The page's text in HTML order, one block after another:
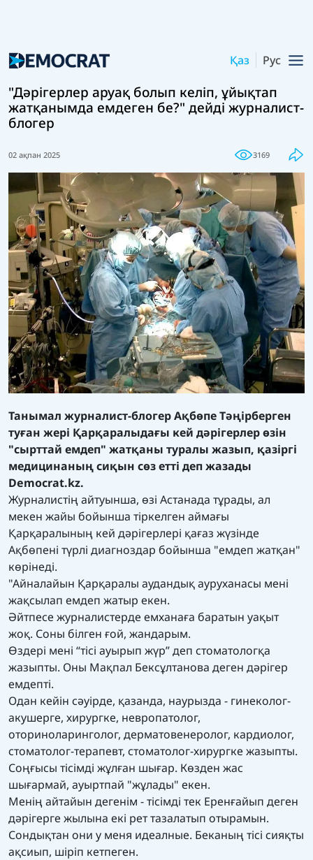
Қаз Рус
"Дәрігерлер аруақ болып келіп, ұйықтап
жатқанымда емдеген бе?" дейді журналист-
блогер
02 ақпан 2025 3169
Танымал журналист-блогер Ақбөпе Тәңірберген
туған жері Қарқаралыдағы кей дәрігерлер өзін
"сырттай емдеп" жатқаны туралы жазып, қазіргі
медицинаның сиқын сөз етті деп жазады
Democrat.kz.
Журналистің айтуынша, өзі Астанада тұрады, ал
мекен жайы бойынша тіркелген аймағы
Қарқаралының кей дәрігерлері қағаз жүзінде
Ақбөпені түрлі диагноздар бойынша "емдеп жатқан"
көрінеді.
"Айналайын Қарқаралы аудандық ауруханасы мені
жақсылап емдеп жатыр екен.
Әйтпесе журналистерде емханаға баратын уақыт
жоқ. Соны білген ғой, жандарым.
Өздері мені “тісі ауырып жүр” деп стоматологқа
жазыпты. Оны Мақпал Бексұлтанова деген дәрігер
емдепті.
Одан кейін сәуірде, қазанда, наурызда - гинеколог-
акушерге, хирургке, невропатолог,
оториноларинголог, дерматовенеролог, кардиолог,
стоматолог-терапевт, стоматолог-хирургке жазыпты.
Соңғысы тісімді жұлған шығар. Көзден жас
шығармай, ауыртпай "жұлады" екен.
Менің айтайын дегенім - тісімді тек Еренғайып деген
дәрігерге жылына екі рет тазалатып отырамын.
Сондықтан они у меня идеалные. Беканың тісі сияқты
ақсиып, шіріп кетпеген.